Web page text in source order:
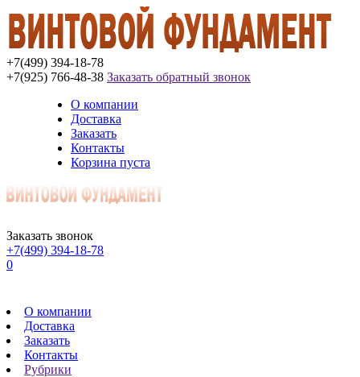
+7(499) 394-18-78
+7(925) 766-48-38 Заказать обратный звонок
О компании
Доставка
Заказать
Контакты
Корзина пуста
Заказать звонок
+7(499) 394-18-78
0
О компании
Доставка
Заказать
Контакты
Рубрики